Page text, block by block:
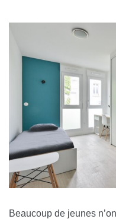
Beaucoup de jeunes